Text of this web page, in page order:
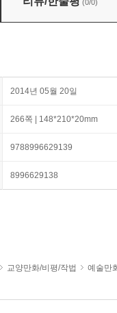
(0/0)
2014년 05월 20일
266쪽 | 148*210*20mm
9788996629139
8996629138
교양만화/비평/작법 예술만